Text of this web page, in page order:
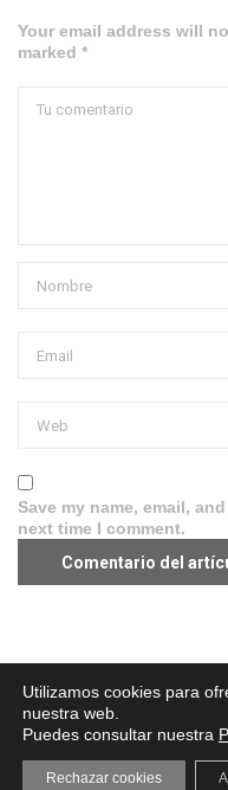
Your email address will
marked *
Save my name, email,
next time I comment.
Aviso legal·Política
Utilizamos cookies para
nuestra web.
Puedes consultar nuestra
Rechazar cookies